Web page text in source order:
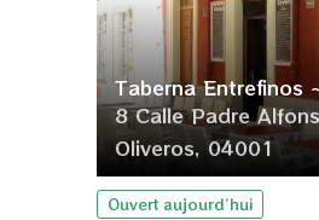
Taberna Entrefinos
8 Calle Padre
Oliveros, 04001
Ouvert aujourd’hui